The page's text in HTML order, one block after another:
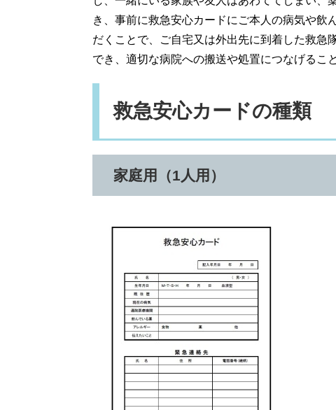
き、事前に救急安心カードにご本人の病気や飲
だくことで、ご自宅又は外出先に到着した救急
でき、適切な病院への搬送や処置につなげるこ
救急安心カードの種類
家庭用（1人用）